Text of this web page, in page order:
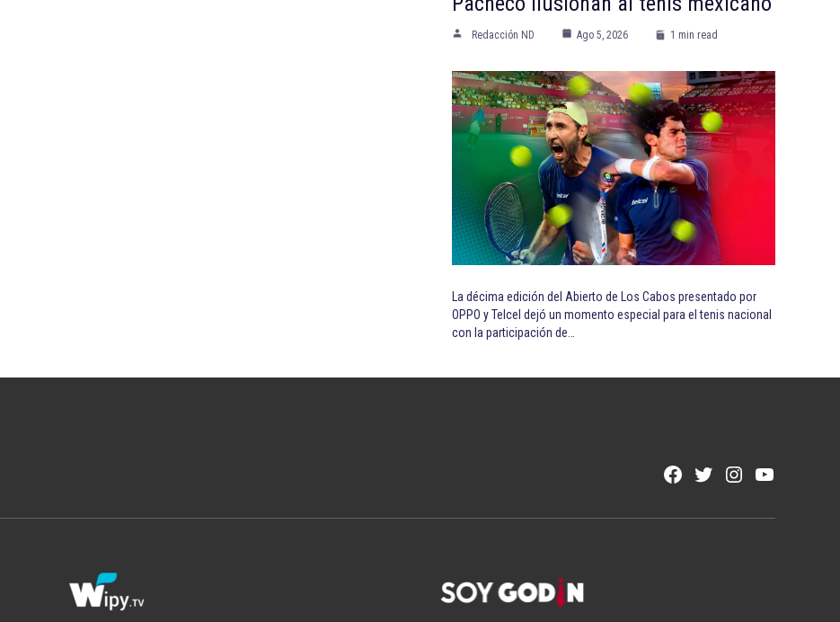
Redacción ND Ago 5, 2026 1 min read
La décima edición del Abierto de Los Cabos presentado por
OPPO y Telcel dejó un momento especial para el tenis nacional
con la participación de…
Facebook
TwitterInstagram
YouTube